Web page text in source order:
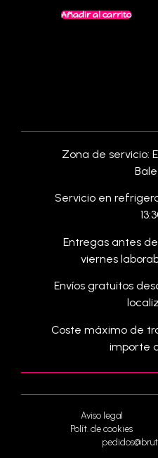
Añadir al carrito
Zona de servicio:
Servicio en
Entregas antes
viernes
Envíos gratuitos
Coste máximo de
importe
Aviso legal
Polít. de cookies